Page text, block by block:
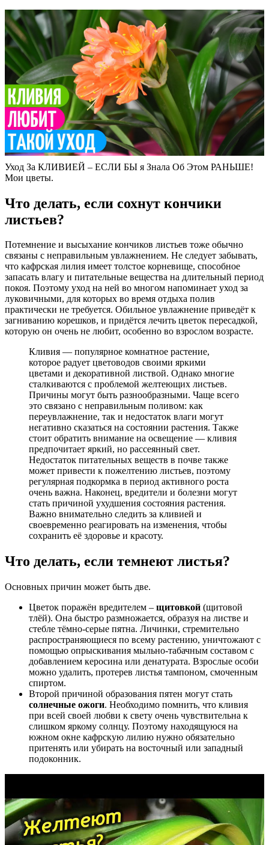
Уход За КЛИВИЕЙ – ЕСЛИ БЫ я Знала Об Этом РАНЬШЕ!
Мои цветы.
Что делать, если сохнут кончики
листьев?
Потемнение и высыхание кончиков листьев тоже обычно
связаны с неправильным увлажнением. Не следует забывать,
что кафрская лилия имеет толстое корневище, способное
запасать влагу и питательные вещества на длительный период
покоя. Поэтому уход на ней во многом напоминает уход за
луковичными, для которых во время отдыха полив
практически не требуется. Обильное увлажнение приведёт к
загниванию корешков, и придётся лечить цветок пересадкой,
которую он очень не любит, особенно во взрослом возрасте.
Кливия — популярное комнатное растение,
которое радует цветоводов своими яркими
цветами и декоративной листвой. Однако многие
сталкиваются с проблемой желтеющих листьев.
Причины могут быть разнообразными. Чаще всего
это связано с неправильным поливом: как
переувлажнение, так и недостаток влаги могут
негативно сказаться на состоянии растения. Также
стоит обратить внимание на освещение — кливия
предпочитает яркий, но рассеянный свет.
Недостаток питательных веществ в почве также
может привести к пожелтению листьев, поэтому
регулярная подкормка в период активного роста
очень важна. Наконец, вредители и болезни могут
стать причиной ухудшения состояния растения.
Важно внимательно следить за кливией и
своевременно реагировать на изменения, чтобы
сохранить её здоровье и красоту.
Что делать, если темнеют листья?
Основных причин может быть две.
Цветок поражён вредителем – щитовкой (щитовой
тлёй). Она быстро размножается, образуя на листве и
стебле тёмно-серые пятна. Личинки, стремительно
распространяющиеся по всему растению, уничтожают с
помощью опрыскивания мыльно-табачным составом с
добавлением керосина или денатурата. Взрослые особи
можно удалить, протерев листья тампоном, смоченным
спиртом.
Второй причиной образования пятен могут стать
солнечные ожоги. Необходимо помнить, что кливия
при всей своей любви к свету очень чувствительна к
слишком яркому солнцу. Поэтому находящуюся на
южном окне кафрскую лилию нужно обязательно
притенять или убирать на восточный или западный
подоконник.